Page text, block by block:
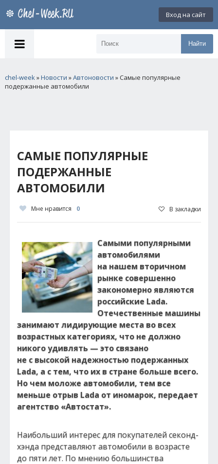
Вход на сайт
Найти
chel-week»Новости »Автоновости » Самые популярные
подержанные автомобили
САМЫЕ ПОПУЛЯРНЫЕ
ПОДЕРЖАННЫЕ
АВТОМОБИЛИ
Мне нравится 0 В закладки
Самыми популярными
автомобилями
на нашем вторичном
рынке совершенно
закономерно являются
российские Lada.
Отечественные машины
занимают лидирующие места во всех
возрастных категориях, что не должно
никого удивлять — это связано
не с высокой надежностью подержанных
Lada, а с тем, что их в стране больше всего.
Но чем моложе автомобили, тем все
меньше отрыв Lada от иномарок, передает
агентство «Автостат».
Наибольший интерес для покупателей секонд-
хэнда представляют автомобили в возрасте
до пяти лет. По мнению большинства